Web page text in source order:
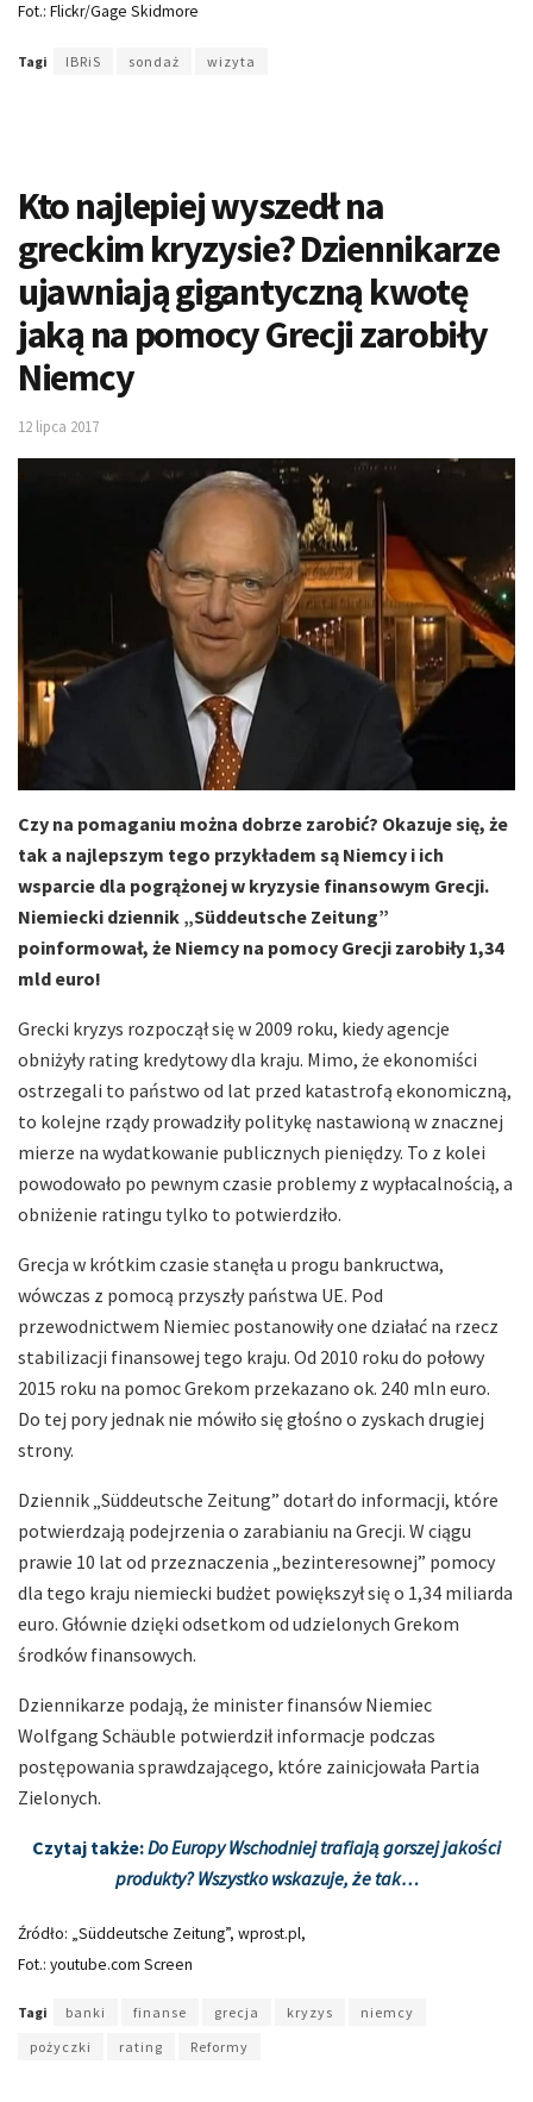
Fot.: Flickr/Gage Skidmore
Tagi IBRiS sondaż wizyta
Kto najlepiej wyszedł na
greckim kryzysie? Dziennikarze
ujawniają gigantyczną kwotę
jaką na pomocy Grecji zarobiły
Niemcy
12 lipca 2017
Czy na pomaganiu można dobrze zarobić? Okazuje się, że
tak a najlepszym tego przykładem są Niemcy i ich
wsparcie dla pogrążonej w kryzysie finansowym Grecji.
Niemiecki dziennik „Süddeutsche Zeitung”
poinformował, że Niemcy na pomocy Grecji zarobiły 1,34
mld euro!
Grecki kryzys rozpoczął się w 2009 roku, kiedy agencje
obniżyły rating kredytowy dla kraju. Mimo, że ekonomiści
ostrzegali to państwo od lat przed katastrofą ekonomiczną,
to kolejne rządy prowadziły politykę nastawioną w znacznej
mierze na wydatkowanie publicznych pieniędzy. To z kolei
powodowało po pewnym czasie problemy z wypłacalnością, a
obniżenie ratingu tylko to potwierdziło.
Grecja w krótkim czasie stanęła u progu bankructwa,
wówczas z pomocą przyszły państwa UE. Pod
przewodnictwem Niemiec postanowiły one działać na rzecz
stabilizacji finansowej tego kraju. Od 2010 roku do połowy
2015 roku na pomoc Grekom przekazano ok. 240 mln euro.
Do tej pory jednak nie mówiło się głośno o zyskach drugiej
strony.
Dziennik „Süddeutsche Zeitung” dotarł do informacji, które
potwierdzają podejrzenia o zarabianiu na Grecji. W ciągu
prawie 10 lat od przeznaczenia „bezinteresownej” pomocy
dla tego kraju niemiecki budżet powiększył się o 1,34 miliarda
euro. Głównie dzięki odsetkom od udzielonych Grekom
środków finansowych.
Dziennikarze podają, że minister finansów Niemiec
Wolfgang Schäuble potwierdził informacje podczas
postępowania sprawdzającego, które zainicjowała Partia
Zielonych.
Czytaj także:Do Europy Wschodniej trafiają gorszej jakości
produkty? Wszystko wskazuje, że tak…
Źródło: „Süddeutsche Zeitung”, wprost.pl,
Fot.: youtube.com Screen
Tagi banki finanse grecja kryzys
niemcy
pożyczki
rating Reformy